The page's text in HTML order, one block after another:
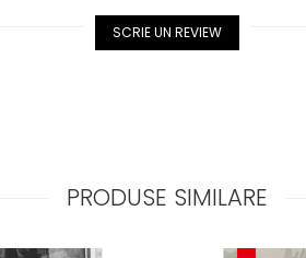
SCRIE UN REVIEW
PRODUSE SIMILARE